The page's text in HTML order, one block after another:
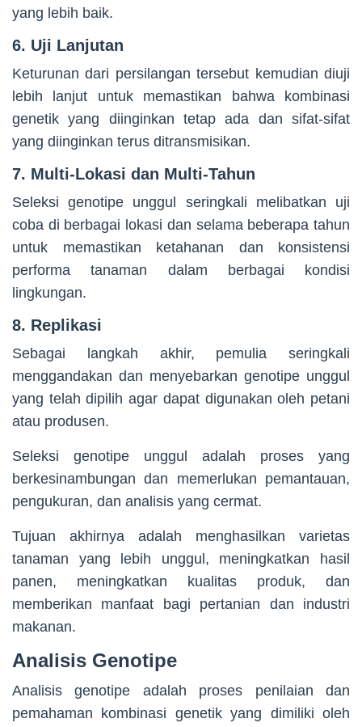
yang lebih baik.
6. Uji Lanjutan
Keturunan dari persilangan tersebut kemudian diuji
lebih lanjut untuk memastikan bahwa kombinasi
genetik yang diinginkan tetap ada dan sifat-sifat
yang diinginkan terus ditransmisikan.
7. Multi-Lokasi dan Multi-Tahun
Seleksi genotipe unggul seringkali melibatkan uji
coba di berbagai lokasi dan selama beberapa tahun
untuk memastikan ketahanan dan konsistensi
performa tanaman dalam berbagai kondisi
lingkungan.
8. Replikasi
Sebagai langkah akhir, pemulia seringkali
menggandakan dan menyebarkan genotipe unggul
yang telah dipilih agar dapat digunakan oleh petani
atau produsen.
Seleksi genotipe unggul adalah proses yang
berkesinambungan dan memerlukan pemantauan,
pengukuran, dan analisis yang cermat.
Tujuan akhirnya adalah menghasilkan varietas
tanaman yang lebih unggul, meningkatkan hasil
panen, meningkatkan kualitas produk, dan
memberikan manfaat bagi pertanian dan industri
makanan.
Analisis Genotipe
Analisis genotipe adalah proses penilaian dan
pemahaman kombinasi genetik yang dimiliki oleh